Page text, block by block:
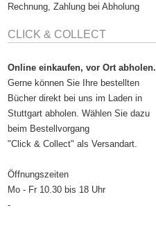
Rechnung, Zahlung bei Abholung
CLICK & COLLECT
Online einkaufen, vor Ort abholen.
Gerne können Sie Ihre bestellten
Bücher direkt bei uns im Laden in
Stuttgart abholen. Wählen Sie dazu
beim Bestellvorgang
"Click & Collect" als Versandart.
Öffnungszeiten
Mo - Fr 10.30 bis 18 Uhr
-